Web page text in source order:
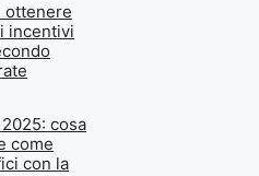
ottenere
incentivi
cosa
come
con la